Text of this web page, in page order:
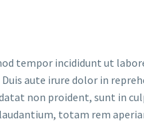
tempor incididunt ut
aute irure dolor in
non proident, sunt in
totam rem